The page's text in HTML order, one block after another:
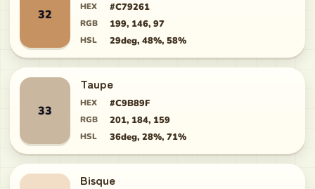
32
HEX #C79261
RGB 199, 146, 97
HSL 29deg, 48%, 58%
33
Taupe
HEX #C9B89F
RGB 201, 184, 159
HSL 36deg, 28%, 71%
Bisque